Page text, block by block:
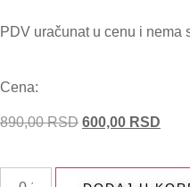
PDV uračunat u cenu i nema
Cena:
890,00RSD 600,00 RSD